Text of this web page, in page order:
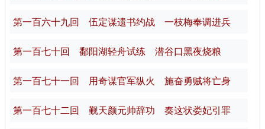
第一百六十九回 伍定谋遗书约战 一枝梅奉调进兵
第一百七十回 鄱阳湖轻舟试练 潜谷口黑夜烧粮
第一百七十一回 用奇谋官军纵火 施奋勇贼将亡身
第一百七十二回 觐天颜元帅辞功 奏这状娄妃引罪